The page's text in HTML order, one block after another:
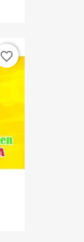
favorite_border